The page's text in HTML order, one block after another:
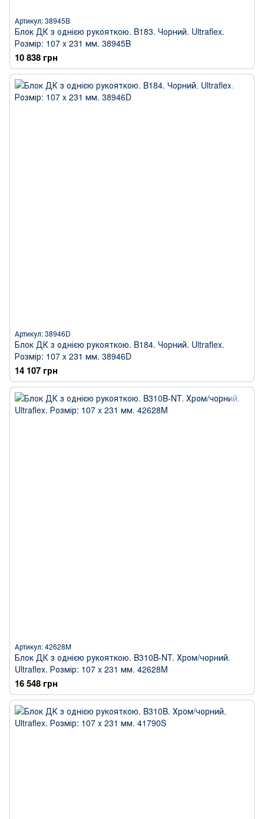
Артикул: 38945B
Блок ДК з однією рукояткою. B183. Чорний. Ultraflex.
Розмір: 107 x 231 мм. 38945B
10 838 грн
Артикул: 38946D
Блок ДК з однією рукояткою. B184. Чорний. Ultraflex.
Розмір: 107 x 231 мм. 38946D
14 107 грн
Артикул: 42628M
Блок ДК з однією рукояткою. B310B-NT. Хром/чорний.
Ultraflex. Розмір: 107 x 231 мм. 42628M
16 548 грн